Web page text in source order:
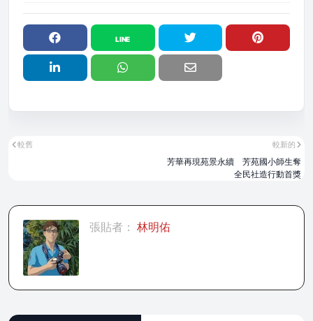
較新的
芳華再現苑景永續 芳苑國小師生奪
全民社造行動首獎
較舊
張貼者： 林明佑